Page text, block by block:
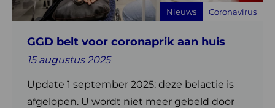
GGD belt voor coronaprik aan huis
15 augustus 2025
Update 1 september 2025: deze belactie is
afgelopen. U wordt niet meer gebeld door
Nieuws Coronavirus
huis